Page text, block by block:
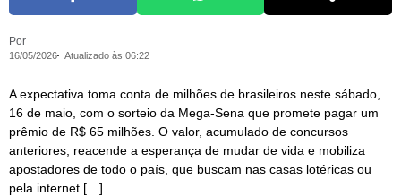
Por
16/05/2026 Atualizado às 06:22
A expectativa toma conta de milhões de brasileiros neste sábado,
16 de maio, com o sorteio da Mega-Sena que promete pagar um
prêmio de R$ 65 milhões. O valor, acumulado de concursos
anteriores, reacende a esperança de mudar de vida e mobiliza
apostadores de todo o país, que buscam nas casas lotéricas ou
pela internet […]